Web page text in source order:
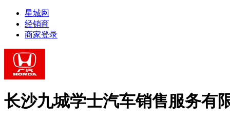
星城网
经销商
商家登录
长沙九城学士汽车销售服务有